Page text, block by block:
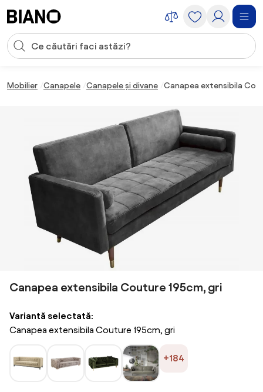
Introducerea căutării
Mobilier Canapele Canapele și divane Canapea extensibila
Canapea extensibila Couture 195cm, gri
Variantă selectată:
Canapea extensibila Couture 195cm, gri
+184